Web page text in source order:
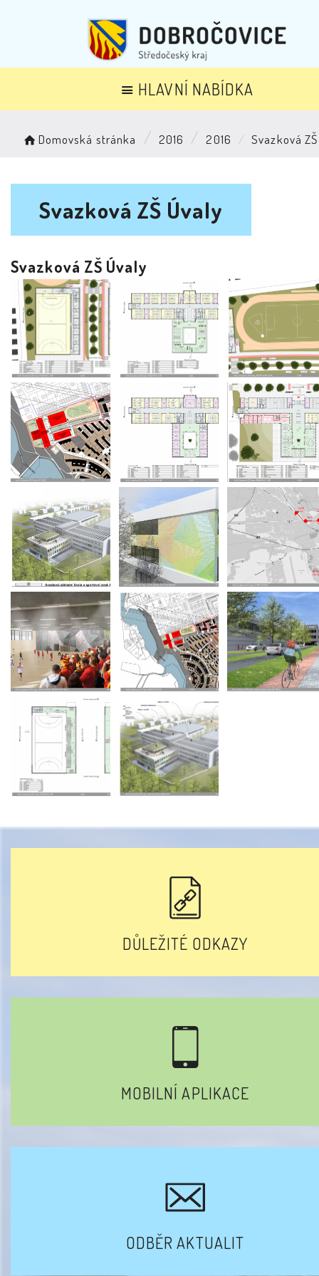
HLAVNÍ NABÍDKA
Domovská stránka 2016 2016 Svazková
Svazková ZŠ Úvaly
Svazková ZŠ Úvaly
DŮLEŽITÉ ODKAZY
MOBILNÍ APLIKACE
ODBĚR AKTUALIT